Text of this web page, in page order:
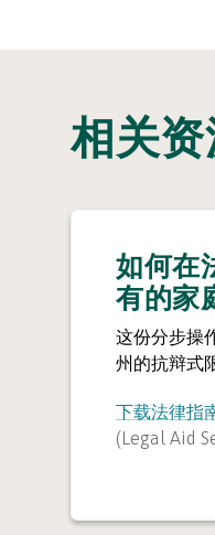
相关资
如何在
有的家
这份分步操
州的抗辩式
下载法律指
(Legal Aid